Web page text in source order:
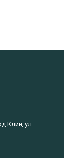
Клин, ул.